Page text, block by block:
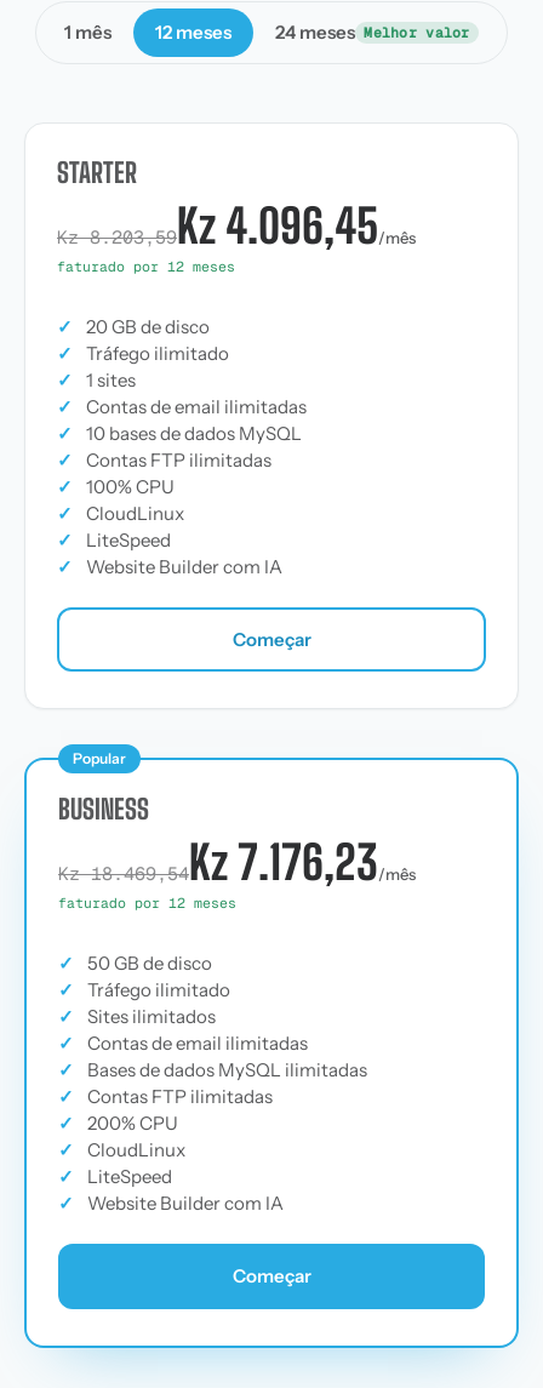
1 mês 12 meses 24 meses Melhor valor
STARTER
Kz 8.203,59Kz 4.096,45/mês
faturado por 12 meses
✓
20 GB de disco
✓
Tráfego ilimitado
✓
1 sites
✓
Contas de email ilimitadas
✓
10 bases de dados MySQL
✓
Contas FTP ilimitadas
✓
100% CPU
✓
CloudLinux
✓
LiteSpeed
✓
Website Builder com IA
Começar
Popular
BUSINESS
Kz 18.469,54Kz 7.176,23/mês
faturado por 12 meses
✓
50 GB de disco
✓
Tráfego ilimitado
✓
Sites ilimitados
✓
Contas de email ilimitadas
✓
Bases de dados MySQL ilimitadas
✓
Contas FTP ilimitadas
✓
200% CPU
✓
CloudLinux
✓
LiteSpeed
✓
Website Builder com IA
Começar